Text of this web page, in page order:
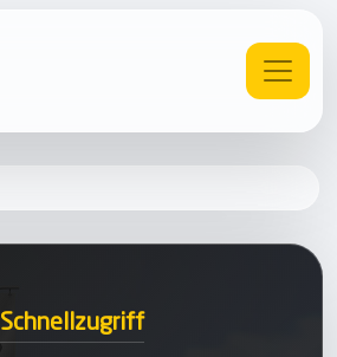
Schnellzugriff